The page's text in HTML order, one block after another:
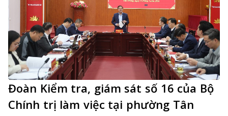
Đoàn Kiểm tra, giám sát số 16 của Bộ
Chính trị làm việc tại phường Tân